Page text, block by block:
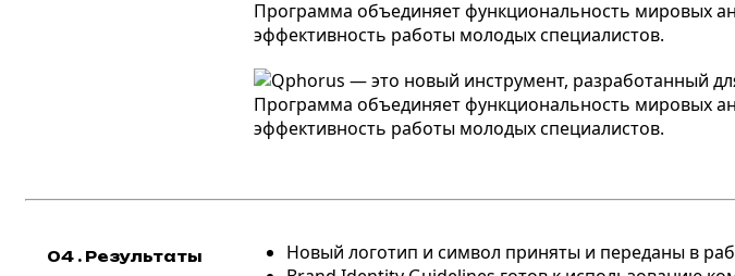
04 . Результаты
Новый логотип и символ приняты и переданы в